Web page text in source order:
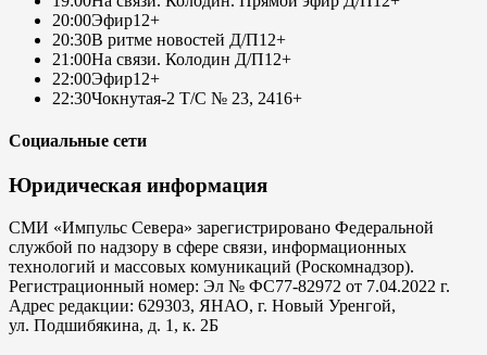
20:00Эфир12+
20:30В ритме новостей Д/П12+
21:00На связи. Колодин Д/П12+
22:00Эфир12+
22:30Чокнутая-2 Т/С № 23, 2416+
Социальные сети
Юридическая информация
СМИ «Импульс Севера» зарегистрировано Федеральной
службой по надзору в сфере связи, информационных
технологий и массовых комуникаций (Роскомнадзор).
Регистрационный номер: Эл № ФС77-82972 от 7.04.2022 г.
Адрес редакции: 629303, ЯНАО, г. Новый Уренгой,
ул. Подшибякина, д. 1, к. 2Б